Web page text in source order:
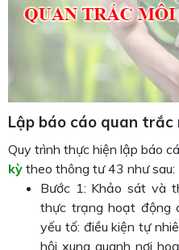
Lập báo cáo quan
Quy trình thực hiện lập báo
kỳ theo thông tư 43 như sau:
Bước 1: Khảo sát và
thực trạng hoạt động
yếu tố: điều kiện tự
hội xung quanh nơi